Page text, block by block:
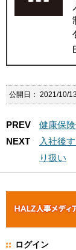
公開日： 2021/10/13
PREV
健康保
NEXT
入社後
り扱い
ログイン